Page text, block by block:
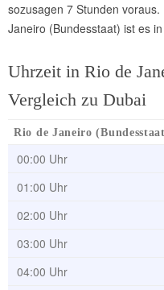
sozusagen 7 Stunden
Janeiro (Bundesstaat) ist es
Uhrzeit in Rio de
Vergleich zu Dubai
Rio de Janeiro
00:00 Uhr
01:00 Uhr
02:00 Uhr
03:00 Uhr
04:00 Uhr